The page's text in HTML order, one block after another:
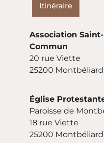
Itinéraire
Association
Commun
20 rue Viette
25200 Montbéliard
Église
Paroisse de
18 rue Viette
25200 Montbéliard